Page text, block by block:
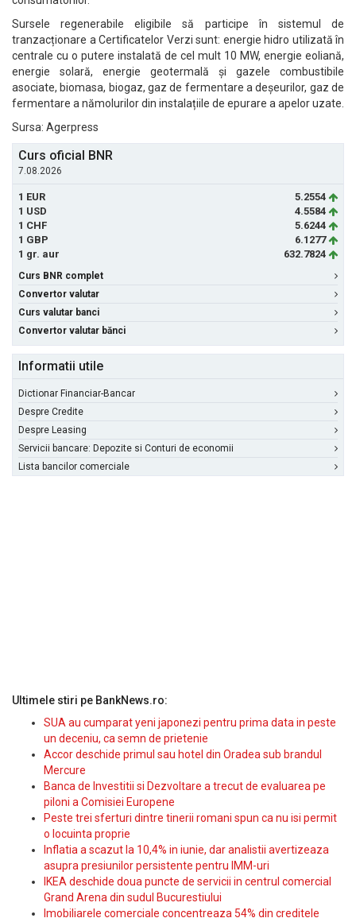
Sursele regenerabile eligibile să participe în sistemul de
tranzacționare a Certificatelor Verzi sunt: energie hidro utilizată în
centrale cu o putere instalată de cel mult 10 MW, energie eoliană,
energie solară, energie geotermală și gazele combustibile
asociate, biomasa, biogaz, gaz de fermentare a deșeurilor, gaz de
fermentare a nămolurilor din instalațiile de epurare a apelor uzate.
Sursa: Agerpress
Curs oficial BNR
7.08.2026
1 EUR
5.2554
1 USD
4.5584
1 CHF
5.6244
1 GBP
6.1277
1 gr. aur
632.7824
Curs BNR complet
Convertor valutar
Curs valutar banci
Convertor valutar bănci
Informatii utile
Dictionar Financiar-Bancar
Despre Credite
Despre Leasing
Servicii bancare: Depozite si Conturi de economii
Lista bancilor comerciale
Ultimele stiri pe BankNews.ro:
SUA au cumparat yeni japonezi pentru prima data in peste
un deceniu, ca semn de prietenie
Accor deschide primul sau hotel din Oradea sub brandul
Mercure
Banca de Investitii si Dezvoltare a trecut de evaluarea pe
piloni a Comisiei Europene
Peste trei sferturi dintre tinerii romani spun ca nu isi permit
o locuinta proprie
Inflatia a scazut la 10,4% in iunie, dar analistii avertizeaza
asupra presiunilor persistente pentru IMM-uri
IKEA deschide doua puncte de servicii in centrul comercial
Grand Arena din sudul Bucurestiului
Imobiliarele comerciale concentreaza 54% din creditele